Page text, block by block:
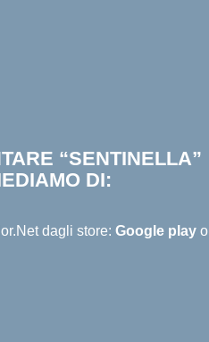
“SENTINELLA”
DI:
dagli store:Google play o